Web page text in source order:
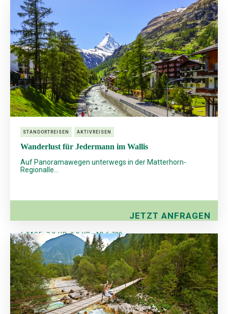
STANDORTREISEN AKTIVREISEN
Wanderlust für Jedermann im Wallis
Auf Panoramawegen unterwegs in der Matterhorn-
Regionalle...
JETZT ANFRAGEN
6 TAGE, 3 X HP, 2 X VP AB € 789,-